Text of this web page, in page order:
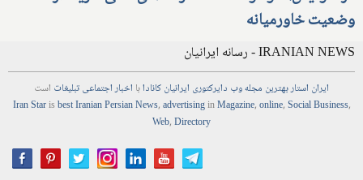
وضعیت خاورمیانه
IRANIAN NEWS - رسانه ایرانیان
ایران استاربهترین مجلهوب دایرکتوری ایرانیان کانادابا اخباراجتماعیتبلیغات است
Iran Starisbest Iranian PersianNews,advertisinginMagazine,online,Social Business,
Web,Directory